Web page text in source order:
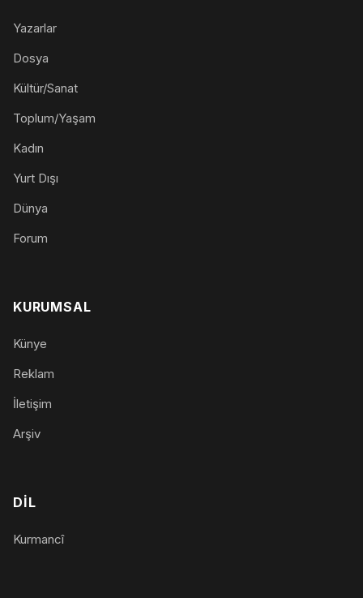
Yazarlar
Dosya
Kültür/Sanat
Toplum/Yaşam
Kadın
Yurt Dışı
Dünya
Forum
KURUMSAL
Künye
Reklam
İletişim
Arşiv
DIL
Kurmancî